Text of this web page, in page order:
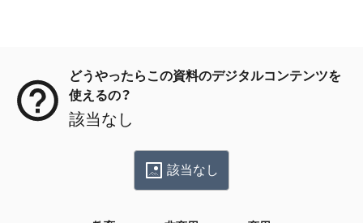
どうやったらこの資料のデジタルコンテンツを
使えるの？
該当なし
該当なし